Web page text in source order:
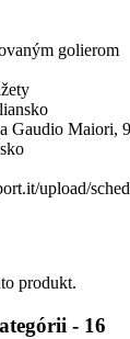
golierom
Gaudio Maiori,
upload/
produkt.
- 16